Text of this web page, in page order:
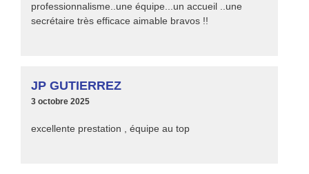
professionnalisme..une équipe...un accueil ..une
secrétaire très efficace aimable bravos !!
JP GUTIERREZ
3 octobre 2025
excellente prestation , équipe au top